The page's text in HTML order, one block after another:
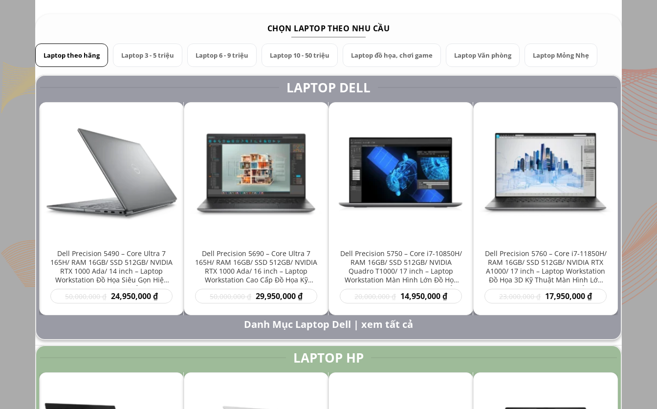
CHỌN LAPTOP THEO NHU CẦU
Laptop theo hãng Laptop 3 - 5 triệu Laptop 6 - 9 triệu Laptop 10 - 50 triệu Laptop đồ họa, chơi game Laptop Văn phòng Laptop Mỏng Nhẹ
LAPTOP DELL
Dell Precision 5490 – Core Ultra 7
165H/ RAM 16GB/ SSD 512GB/ NVIDIA
RTX 1000 Ada/ 14 inch – Laptop
Workstation Đồ Họa Siêu Gọn Hiệu
Năng Cao Giá Rẻ
50,000,000₫ Giá
gốc
50,000,000 ₫.
24,950,000₫Giá
hiện
là:
Dell Precision 5690 – Core Ultra 7
165H/ RAM 16GB/ SSD 512GB/ NVIDIA
RTX 1000 Ada/ 16 inch – Laptop
Workstation Cao Cấp Đồ Họa Kỹ
Thuật Sáng Tạo Hiệu Năng Mạnh
50,000,000₫ Giá
gốc
50,000,000 ₫.
29,950,000₫Giá
hiện
là:
29,950,000 ₫.
Dell Precision 5750 – Core i7-10850H/
RAM 16GB/ SSD 512GB/ NVIDIA
Quadro T1000/ 17 inch – Laptop
Workstation Màn Hình Lớn Đồ Họa
Kỹ Thuật Chuyên Nghiệp Giá Rẻ
20,000,000₫ Giá
gốc
20,000,000 ₫.
14,950,000₫Giá
hiện
là:
Dell Precision 5760 – Core i7-11850H/
RAM 16GB/ SSD 512GB/ NVIDIA RTX
A1000/ 17 inch – Laptop Workstation
Đồ Họa 3D Kỹ Thuật Màn Hình Lớn
Hiệu Năng Mạnh Giá Rẻ
23,000,000₫ Giá
gốc
23,000,000 ₫.
17,950,000₫Giá
hiện
là:
i7-
–
Cho
Danh Mục Laptop Dell | xem tất cả
LAPTOP HP